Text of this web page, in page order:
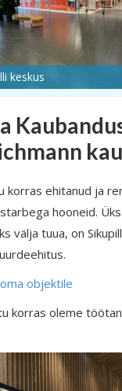
keskus
korras ehitanud ja
hooneid.
välja tuua, on
objektile
korras oleme